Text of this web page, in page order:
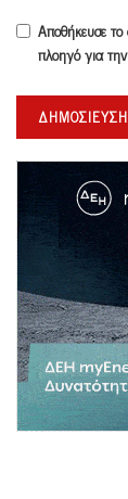
Αποθήκευσε
πλοηγό για